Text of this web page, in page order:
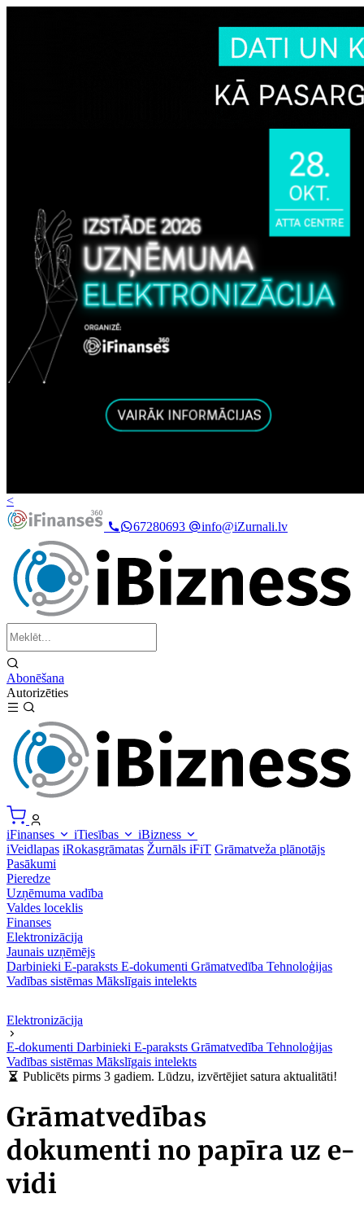
<
67280693
info@iZurnali.lv
Abonēšana
Autorizēties
iFinanses iTiesības
iBizness
iVeidlapas iRokasgrāmatas Žurnāls iFiT Grāmatveža plānotājs
Pasākumi
Pieredze
Uzņēmuma vadība
Valdes loceklis
Finanses
Elektronizācija
Jaunais uzņēmējs
Darbinieki E-paraksts E-dokumenti Grāmatvedība Tehnoloģijas
Vadības sistēmas Mākslīgais intelekts
Elektronizācija
E-dokumenti Darbinieki E-paraksts Grāmatvedība Tehnoloģijas
Vadības sistēmas Mākslīgais intelekts
Publicēts pirms 3 gadiem. Lūdzu, izvērtējiet satura aktualitāti!
Grāmatvedības
dokumenti no papīra uz e-
vidi